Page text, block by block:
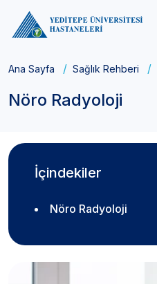
Ana Sayfa Sağlık Rehberi
Nöro Radyoloji
İçindekiler
Nöro Radyoloji